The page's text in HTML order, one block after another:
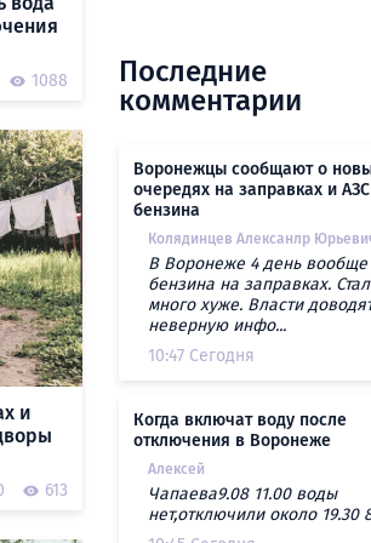
1088
и
613
Последние
комментарии
Воронежцы сообщают о
очередях на заправках и
бензина
Колядинцев Алексанлр
В Воронеже 4 день вообще
бензина на заправках.
много хуже. Власти
неверную инфо...
10:47 Сегодня
Когда включат воду после
отключения в Воронеже
Алексей
Чапаева9.08 11.00 воды
нет,отключили около 19.30